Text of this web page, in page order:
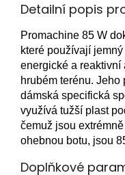
Detailní popis
Promachine 85 W
které používají
energické a
hrubém terénu.
dámská specifická
využívá tužší plast
čemuž jsou
ohebnou botu, jsou
Doplňkové